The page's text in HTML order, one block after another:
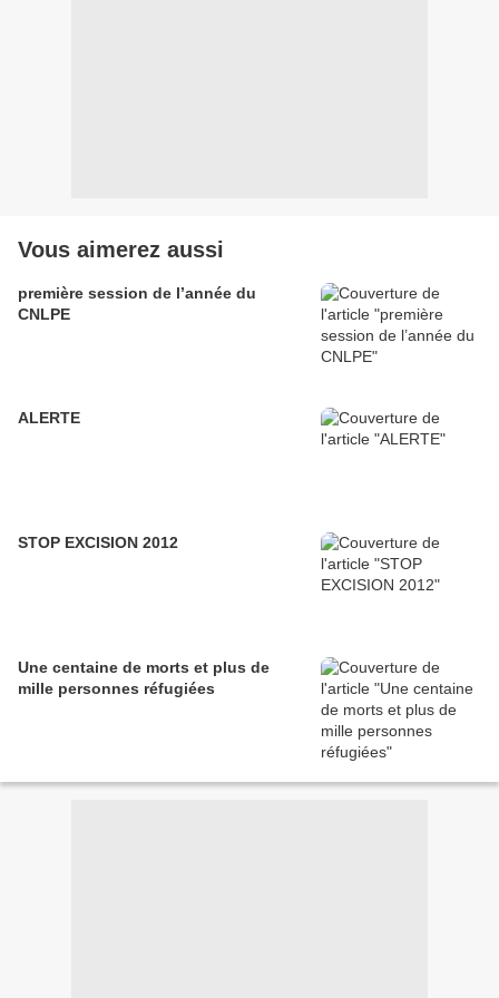
Vous aimerez aussi
première session de l’année du
CNLPE
ALERTE
STOP EXCISION 2012
Une centaine de morts et plus de
mille personnes réfugiées